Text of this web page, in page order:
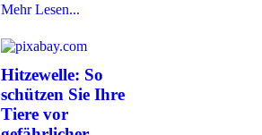
Mehr Lesen...
Hitzewelle: So
schützen Sie Ihre
Tiere vor